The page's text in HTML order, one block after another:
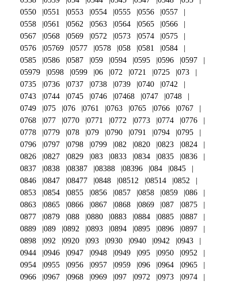
0550
0551 0553 0554 0555 0556
0557
0558
0561 0562 0563 0564 0565
0566
0567
0568 0569 0572 0573 0574
0575
0576
05769 0577 0578 058 0581
0584
0585
0586 0587 059 0594 0595 0596
0597
05979
0598 0599 06 072 0721 0725
073
0735
0736 0737 0738 0739 0740
0742
0743
0744 0745 0746 07468 0747
0748
0749
075 076 0761 0763 0765 0766
0767
0768
077 0770 0771 0772 0773 0774
0776
0778
0779 078 079 0790 0791 0794
0795
0796
0797 0798 0799 082 0820 0823
0824
0826
0827 0829 083 0833 0834 0835
0836
0837
0838 08387 08388 08396 084
0845
0846
0847 08477 0848 08512 08514
0852
0853
0854 0855 0856 0857 0858 0859
086
0863
0865 0866 0867 0868 0869 087
0875
0877
0879 088 0880 0883 0884 0885
0887
0889
089 0892 0893 0894 0895 0896
0897
0898
092 0920 093 0930 0940 0942
0943
0944
0946 0947 0948 0949 095 0950
0952
0954
0955 0956 0957 0959 096 0964
0965
0966
0967 0968 0969 097 0972 0973
0974